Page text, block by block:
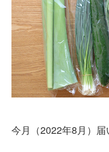
今月（2022年8月）届